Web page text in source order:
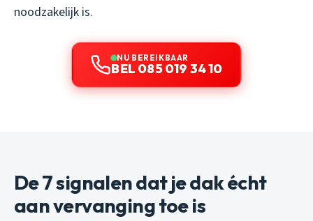
noodzakelijk is.
NU BEREIKBAAR
BEL 085 019 34 10
De 7 signalen dat je dak écht
aan vervanging toe is